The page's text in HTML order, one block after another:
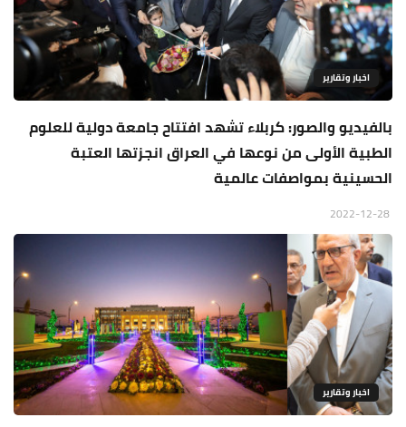
اخبار وتقارير
بالفيديو والصور: كربلاء تشهد افتتاح جامعة دولية للعلوم
الطبية الأولى من نوعها في العراق انجزتها العتبة
الحسينية بمواصفات عالمية
اخبار وتقارير